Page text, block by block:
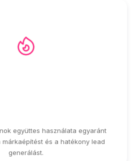
együttes használata egyaránt
és a hatékony lead
generálást.